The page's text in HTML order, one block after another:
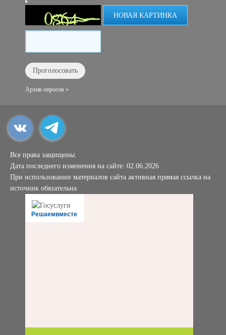
НОВАЯ КАРТИНКА
Архив опросов »
Все права защищены.
Дата последнего изменения на сайте: 02.06.2026
При использовании материалов сайта активная прямая ссылка на
источник обязательна
Решаемвместе